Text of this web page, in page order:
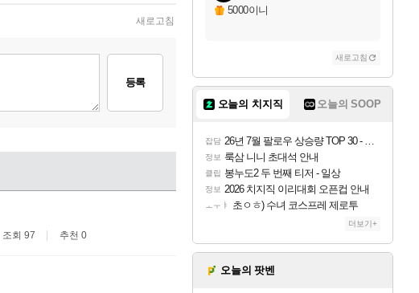
새로고침
등록
조회 97 추천 0
5000이니
새로고침
오늘의 치지직 오늘의 SOOP
잡담 26년 7월 팔로우 상승량 TOP 30 - 월간 치지직
정보 룩삼 니니 초대석 안내
클립 봉누도2 두 번째 티저 - 일상
정보 2026 치지직 이리대회 오픈컵 안내
ㅗㅜㅑ 초ㅇㅎ) 수녀 코스프레 제로투
더보기+
오늘의 팟벤